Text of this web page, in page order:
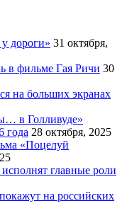
дороги» 31 октября,
в фильме Гая Ричи 30
на больших экранах
в Голливуде»
года 28 октября, 2025
«Поцелуй
главные роли
на российских